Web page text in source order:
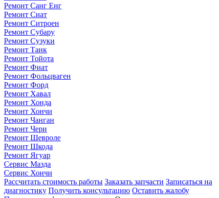
Ремонт Санг Енг
Ремонт Сиат
Ремонт Ситроен
Ремонт Субару
Ремонт Сузуки
Ремонт Танк
Ремонт Тойота
Ремонт Фиат
Ремонт Фольцваген
Ремонт Форд
Ремонт Хавал
Ремонт Хонда
Ремонт Хончи
Ремонт Чанган
Ремонт Чери
Ремонт Шевроле
Ремонт Шкода
Ремонт Ягуар
Сервис Мазда
Сервис Хончи
Рассчитать стоимость работы Заказать запчасти Записаться на
диагностику Получить консультацию Оставить жалобу